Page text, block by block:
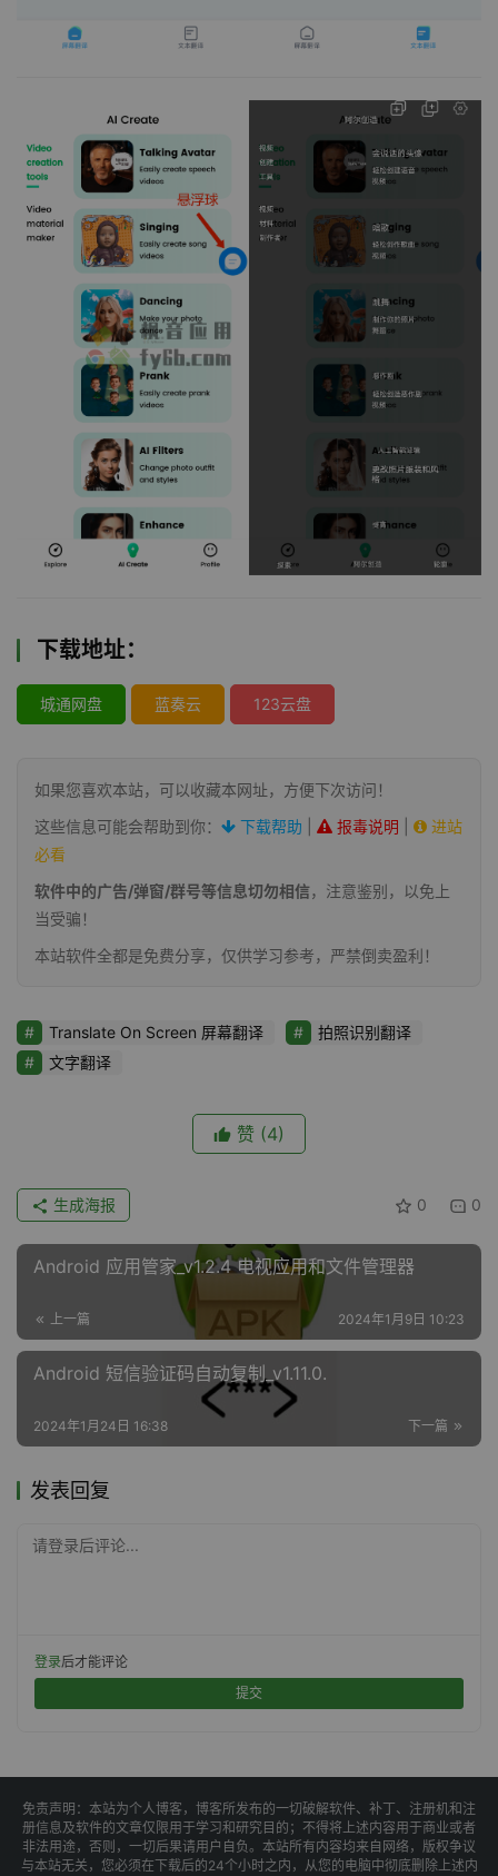
下载地址：
城通网盘 蓝奏云 123云盘
如果您喜欢本站，可以收藏本网址，方便下次访问！
这些信息可能会帮助到你：
下载帮助 报毒说明
进站
必看
软件中的广告/弹窗/群号等信息切勿相信，注意鉴别，以免上
当受骗！
本站软件全都是免费分享，仅供学习参考，严禁倒卖盈利！
Translate On Screen 屏幕翻译
拍照识别翻译
文字翻译
赞 (4)
0 0
生成海报
Android 应用管家_v1.2.4 电视应用和文件管理器
上一篇 2024年1月9日 10:23
Android 短信验证码自动复制_v1.11.0.
下一篇
2024年1月24日 16:38
发表回复
请登录后评论...
登录后才能评论
提交
免责声明：本站为个人博客，博客所发布的一切破解软件、补丁、注册机和注
册信息及软件的文章仅限用于学习和研究目的；不得将上述内容用于商业或者
非法用途，否则，一切后果请用户自负。本站所有内容均来自网络，版权争议
与本站无关，您必须在下载后的24个小时之内，从您的电脑中彻底删除上述内